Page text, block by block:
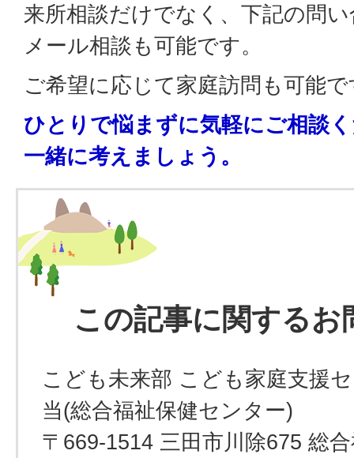
来所相談だけでなく、下記の問
メール相談も可能です。
ご希望に応じて家庭訪問も可能
ひとりで悩まずに気軽にご相談
一緒に考えましょう。
この記事に関するお
こども未来部 こども家庭支援
当(総合福祉保健センター)
〒669-1514 三田市川除675 総